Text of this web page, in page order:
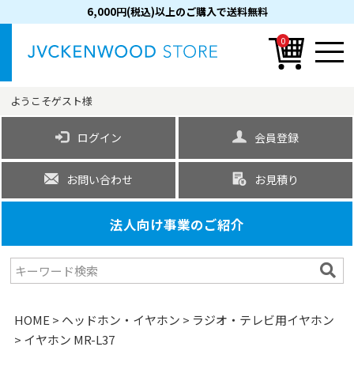
6,000円(税込)以上のご購入で送料無料
0
ようこそゲスト様
ログイン 会員登録
お問い合わせ お見積り
法人向け事業のご紹介
HOME ヘッドホン・イヤホン
ラジオ・テレビ用イヤホン
イヤホン MR-L37